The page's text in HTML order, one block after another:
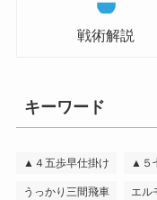
戦術解説
キーワード
▲４五歩早仕掛け ▲５
うっかり三間飛車 エル